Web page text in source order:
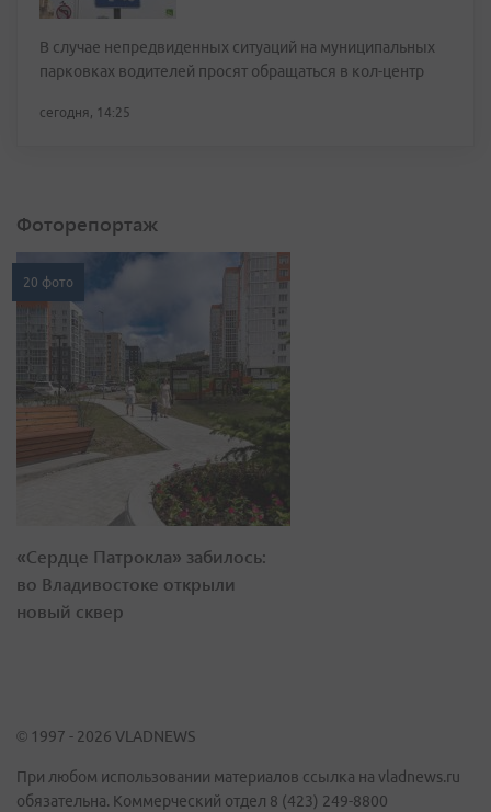
В случае непредвиденных ситуаций на муниципальных
парковках водителей просят обращаться в кол-центр
сегодня, 14:25
Фоторепортаж
20 фото
«Сердце Патрокла» забилось:
во Владивостоке открыли
новый сквер
© 1997 - 2026 VLADNEWS
При любом использовании материалов ссылка на vladnews.ru
обязательна. Коммерческий отдел 8 (423) 249-8800